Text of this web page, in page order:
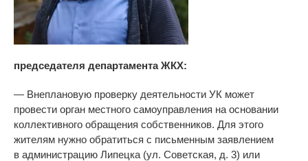
председателя департамента ЖКХ:
— Внеплановую проверку деятельности УК может
провести орган местного самоуправления на основании
коллективного обращения собственников. Для этого
жителям нужно обратиться с письменным заявлением
в администрацию Липецка (ул. Советская, д. 3) или